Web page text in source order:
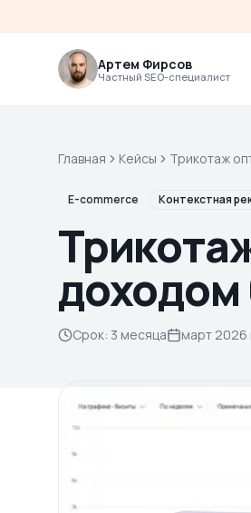
Артем Фирсов
Частный SEO-специалист
Главная Кейсы
Трикотаж
6,9 млн ₽
E-commerce Контекстная
доходом
Срок: 3 месяца март 2026